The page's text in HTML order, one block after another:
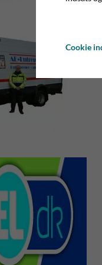
Cookie